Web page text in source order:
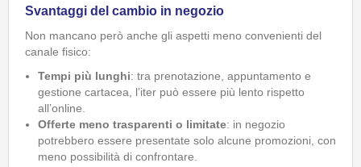
Svantaggi del cambio in negozio
Non mancano però anche gli aspetti meno convenienti del
canale fisico:
Tempi più lunghi: tra prenotazione, appuntamento e
gestione cartacea, l’iter può essere più lento rispetto
all’online.
Offerte meno trasparenti o limitate: in negozio
potrebbero essere presentate solo alcune promozioni, con
meno possibilità di confrontare.